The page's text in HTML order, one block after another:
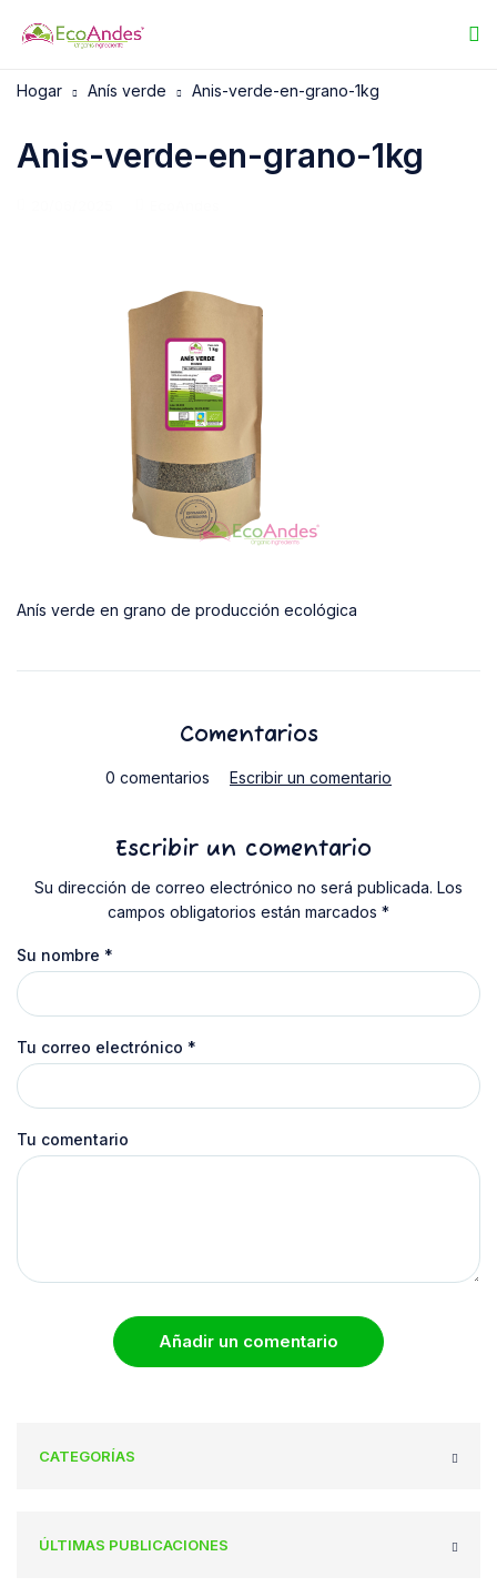
Hogar Anís verde Anis-verde-en-grano-1kg
Anis-verde-en-grano-1kg
Anís verde en grano de producción ecológica
Comentarios
0 comentarios Escribir un comentario
Escribir un comentario
Su dirección de correo electrónico no será publicada. Los
campos obligatorios están marcados *
Su nombre *
Tu correo electrónico *
Tu comentario
Añadir un comentario
CATEGORÍAS
ÚLTIMAS PUBLICACIONES